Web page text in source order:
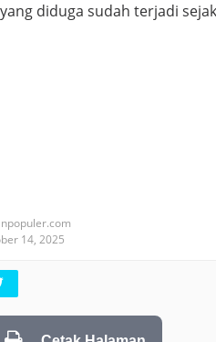
diduga sudah terjadi sejak
14, 2025